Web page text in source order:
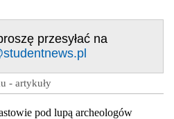
przesyłać na
- artykuły
pod lupą archeologów